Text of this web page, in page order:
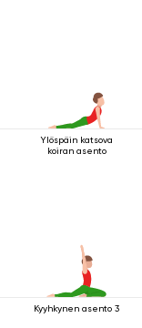
Ylöspäin katsova
koiran asento
Kyyhkynen asento 3